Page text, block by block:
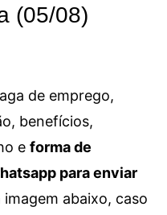
(05/08)
de emprego,
benefícios,
e forma de
para enviar
imagem abaixo, caso